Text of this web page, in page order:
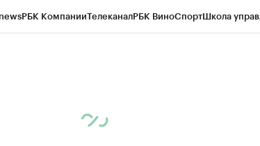
РБК КомпанииТелеканалРБК ВиноСпортШкола